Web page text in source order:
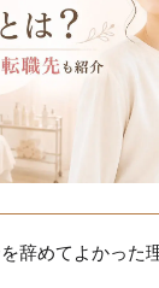
辞めてよかった